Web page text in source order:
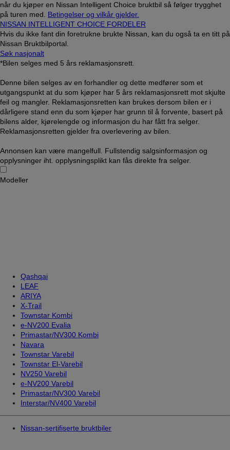
når du kjøper en Nissan Intelligent Choice bruktbil så følger trygghet
på turen med. Betingelser og vilkår gjelder.
NISSAN INTELLIGENT CHOICE FORDELER
Hvis du ikke fant din foretrukne brukte Nissan, kan du også ta en titt på
Nissan Bruktbilportal.
Søk nasjonalt
*Bilen selges med 5 års reklamasjonsrett.
Denne bilen selges av en forhandler og dette medfører som et
utgangspunkt at du som kjøper har 5 års reklamasjonsrett mot skjulte
feil og mangler. Reklamasjonsretten kan brukes dersom bilen er i
dårligere stand enn du som kjøper har grunn til å forvente, basert på
bilens alder, kjørelengde og informasjon du har fått fra selger.
Reklamasjonsretten gjelder fra overlevering av bilen.
Annonsen kan være mangelfull. Fullstendig salgsinformasjon og
opplysninger iht. opplysningsplikt kan fås direkte fra selger.
Modeller
Qashqai
LEAF
ARIYA
X-Trail
Townstar Kombi
e-NV200 Evalia
Primastar/NV300 Kombi
Navara
Townstar Varebil
Townstar El-Varebil
NV250 Varebil
e-NV200 Varebil
Primastar/NV300 Varebil
Interstar/NV400 Varebil
Nissan-sertifiserte bruktbiler